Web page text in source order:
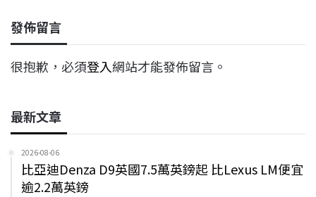
發佈留言
很抱歉，必須登入網站才能發佈留言。
最新文章
2026-08-06
比亞迪Denza D9英國7.5萬英鎊起 比Lexus LM便宜
逾2.2萬英鎊